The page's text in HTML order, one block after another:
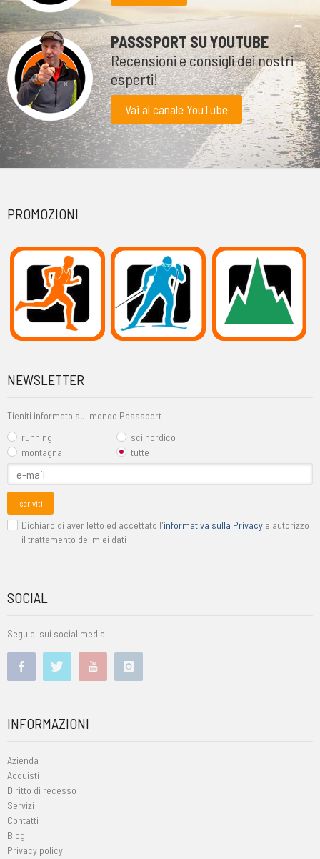
PASSSPORT SU YOUTUBE
Recensioni e consigli dei nostri
esperti!
Vai al canale YouTube
PROMOZIONI
NEWSLETTER
Tieniti informato sul mondo Passsport
running
sci nordico
montagna
tutte
Iscriviti
Dichiaro di aver letto ed accettato l'informativa sulla Privacy e autorizzo
il trattamento dei miei dati
SOCIAL
Seguici sui social media
INFORMAZIONI
Azienda
Acquisti
Diritto di recesso
Servizi
Contatti
Blog
Privacy policy